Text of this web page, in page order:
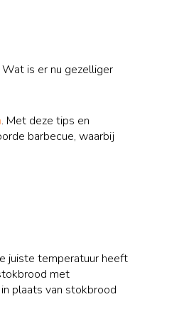
is er nu gezelliger
. Met deze tips en
barbecue, waarbij
juiste temperatuur heeft
met
plaats van stokbrood